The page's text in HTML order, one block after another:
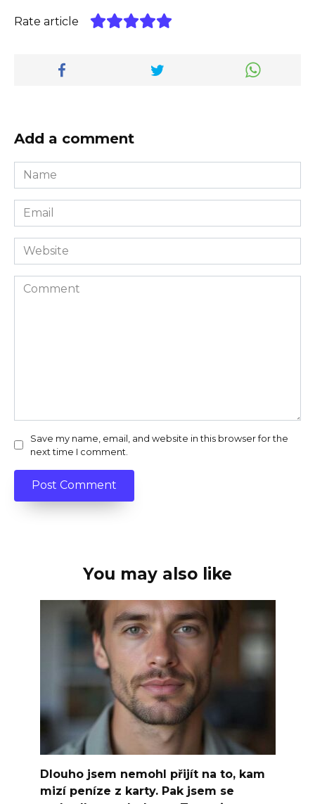
Rate article
Add a comment
Name
*
Email
*
Website
Comment
Save my name, email, and website in this browser for the
next time I comment.
You may also like
Dlouho jsem nemohl přijít na to, kam
mizí peníze z karty. Pak jsem se